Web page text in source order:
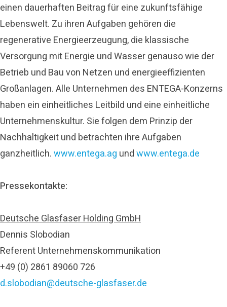
einen dauerhaften Beitrag für eine zukunftsfähige
Lebenswelt. Zu ihren Aufgaben gehören die
regenerative Energieerzeugung, die klassische
Versorgung mit Energie und Wasser genauso wie der
Betrieb und Bau von Netzen und energieeffizienten
Großanlagen. Alle Unternehmen des ENTEGA-Konzerns
haben ein einheitliches Leitbild und eine einheitliche
Unternehmenskultur. Sie folgen dem Prinzip der
Nachhaltigkeit und betrachten ihre Aufgaben
ganzheitlich.www.entega.ag undwww.entega.de
Pressekontakte:
Deutsche Glasfaser Holding GmbH
Dennis Slobodian
Referent Unternehmenskommunikation
+49 (0) 2861 89060 726
d.slobodian@deutsche-glasfaser.de